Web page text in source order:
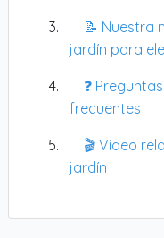
📝 Nuestra
jardín para
❓
frecuentes
🎬 Video
jardín